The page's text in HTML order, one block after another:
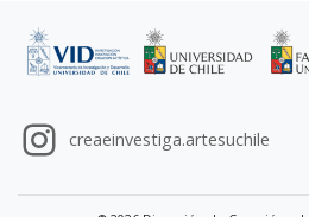
creaeinvestiga.artesuchile